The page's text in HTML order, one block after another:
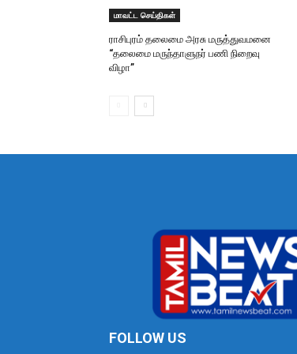
மாவட்ட செய்திகள்
ராசிபுரம் தலைமை அரசு மருத்துவமனை
“தலைமை மருந்தாளுநர் பணி நிறைவு
விழா”
FOLLOW US